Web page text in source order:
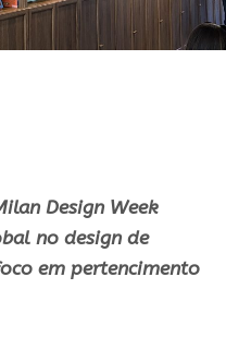
Design Week
no design de
em pertencimento